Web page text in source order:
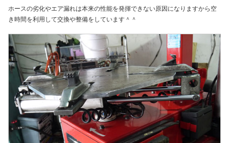
ホースの劣化やエア漏れは本来の性能を発揮できない原因になりますから空
き時間を利用して交換や整備をしています＾＾